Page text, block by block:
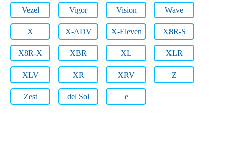
Vezel Vigor Vision Wave
X X-ADV X-Eleven X8R-S
X8R-X XBR XL XLR
XLV XR XRV Z
Zest del Sol e